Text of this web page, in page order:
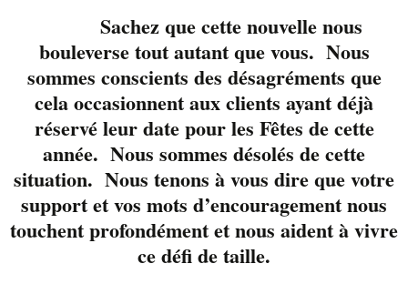
des bands depuis au
moins 25 ans! Très à
l’aise au micro, c’est
un complice idéal
pour McFly!Jo lui,
c’est le petit nouveau
dans la formation.
Actif sur la scène
(basse) depuis presque
20 ans! C’est une
chance pour lui de
Sachez que cette nouvelle nous
bouleverse tout autant que vous. Nous
sommes conscients des désagréments que
cela occasionnent aux clients ayant déjà
réservé leur date pour les Fêtes de cette
année. Nous sommes désolés de cette
situation. Nous tenons à vous dire que votre
support et vos mots d’encouragement nous
touchent profondément et nous aident à vivre
ce défi de taille.